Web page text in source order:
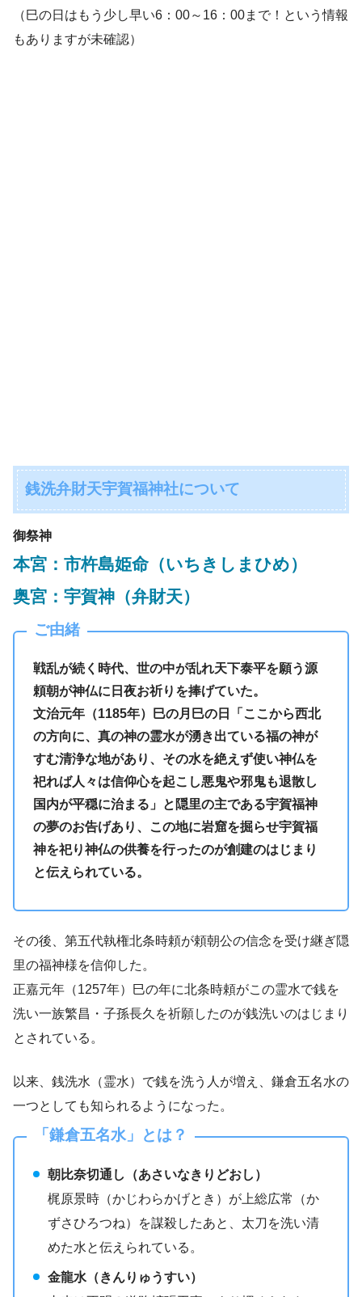
（巳の日はもう少し早い6：00～16：00まで！という情報
もありますが未確認）
銭洗弁財天宇賀福神社について
御祭神
本宮：市杵島姫命（いちきしまひめ）
奥宮：宇賀神（弁財天）
ご由緒
戦乱が続く時代、世の中が乱れ天下泰平を願う源
頼朝が神仏に日夜お祈りを捧げていた。
文治元年（1185年）巳の月巳の日「ここから西北
の方向に、真の神の霊水が湧き出ている福の神が
すむ清浄な地があり、その水を絶えず使い神仏を
祀れば人々は信仰心を起こし悪鬼や邪鬼も退散し
国内が平穏に治まる」と隠里の主である宇賀福神
の夢のお告げあり、この地に岩窟を掘らせ宇賀福
神を祀り神仏の供養を行ったのが創建のはじまり
と伝えられている。
その後、第五代執権北条時頼が頼朝公の信念を受け継ぎ隠
里の福神様を信仰した。
正嘉元年（1257年）巳の年に北条時頼がこの霊水で銭を
洗い一族繁昌・子孫長久を祈願したのが銭洗いのはじまり
とされている。
以来、銭洗水（霊水）で銭を洗う人が増え、鎌倉五名水の
一つとしても知られるようになった。
「鎌倉五名水」とは？
朝比奈切通し（あさいなきりどおし）
梶原景時（かじわらかげとき）が上総広常（か
ずさひろつね）を謀殺したあと、太刀を洗い清
めた水と伝えられている。
金龍水（きんりゅうすい）